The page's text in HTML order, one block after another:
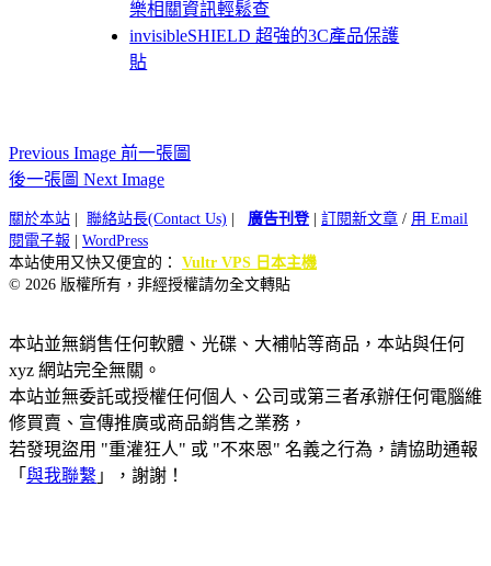
樂相關資訊輕鬆查
invisibleSHIELD 超強的3C產品保護
貼
Previous Image 前一張圖
後一張圖 Next Image
關於本站 聯絡站長(Contact Us) 廣告刊登| 訂閱新文章 / 用 Email
閱電子報
WordPress
本站使用又快又便宜的： Vultr VPS 日本主機
© 2026 版權所有，非經授權請勿全文轉貼
本站並無銷售任何軟體、光碟、大補帖等商品，本站與任何
xyz 網站完全無關。
本站並無委託或授權任何個人、公司或第三者承辦任何電腦維
修買賣、宣傳推廣或商品銷售之業務，
若發現盜用 "重灌狂人" 或 "不來恩" 名義之行為，請協助通報
「 與我聯繫 」，謝謝！